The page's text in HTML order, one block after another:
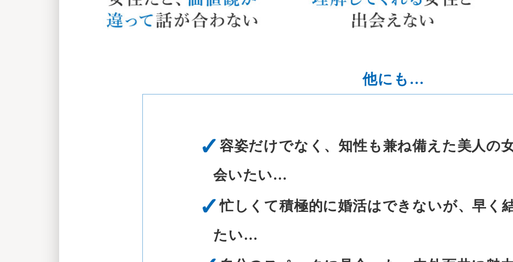
他にも…
✓ 容姿だけでなく、知性も兼ね備えた美人の
会いたい…
✓忙しくて積極的に婚活はできないが、早く
たい…